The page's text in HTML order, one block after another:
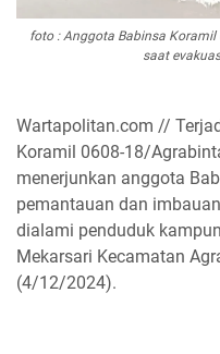
foto : Anggota Babinsa
saat
Wartapolitan.com //
Koramil 0608-18/
menerjunkan anggota
pemantauan dan
dialami penduduk
Mekarsari Kecamatan
(4/12/2024).